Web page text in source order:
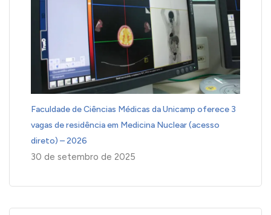
Faculdade de Ciências Médicas da Unicamp oferece 3
vagas de residência em Medicina Nuclear (acesso
direto) – 2026
30 de setembro de 2025